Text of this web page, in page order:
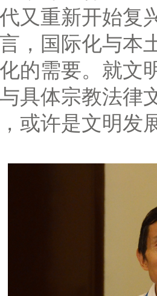
又重新开始复
，国际化与本
的需要。就文
具体宗教法律
或许是文明发